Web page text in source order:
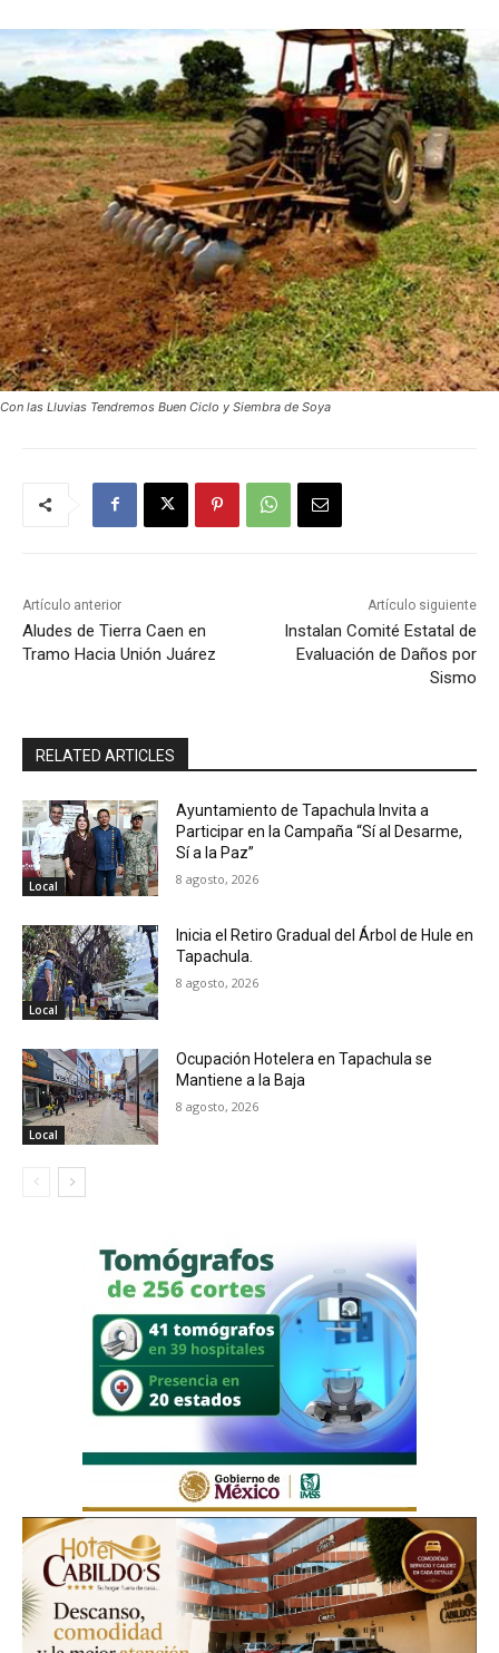
Con las Lluvias Tendremos Buen Ciclo y Siembra de Soya
Artículo anterior
Aludes de Tierra Caen en
Tramo Hacia Unión Juárez
Artículo siguiente
Instalan Comité Estatal de
Evaluación de Daños por
Sismo
RELATED ARTICLES
Local
Ayuntamiento de Tapachula Invita a
Participar en la Campaña “Sí al Desarme,
Sí a la Paz”
8 agosto, 2026
Local
Inicia el Retiro Gradual del Árbol de Hule en
Tapachula.
8 agosto, 2026
Local
Ocupación Hotelera en Tapachula se
Mantiene a la Baja
8 agosto, 2026